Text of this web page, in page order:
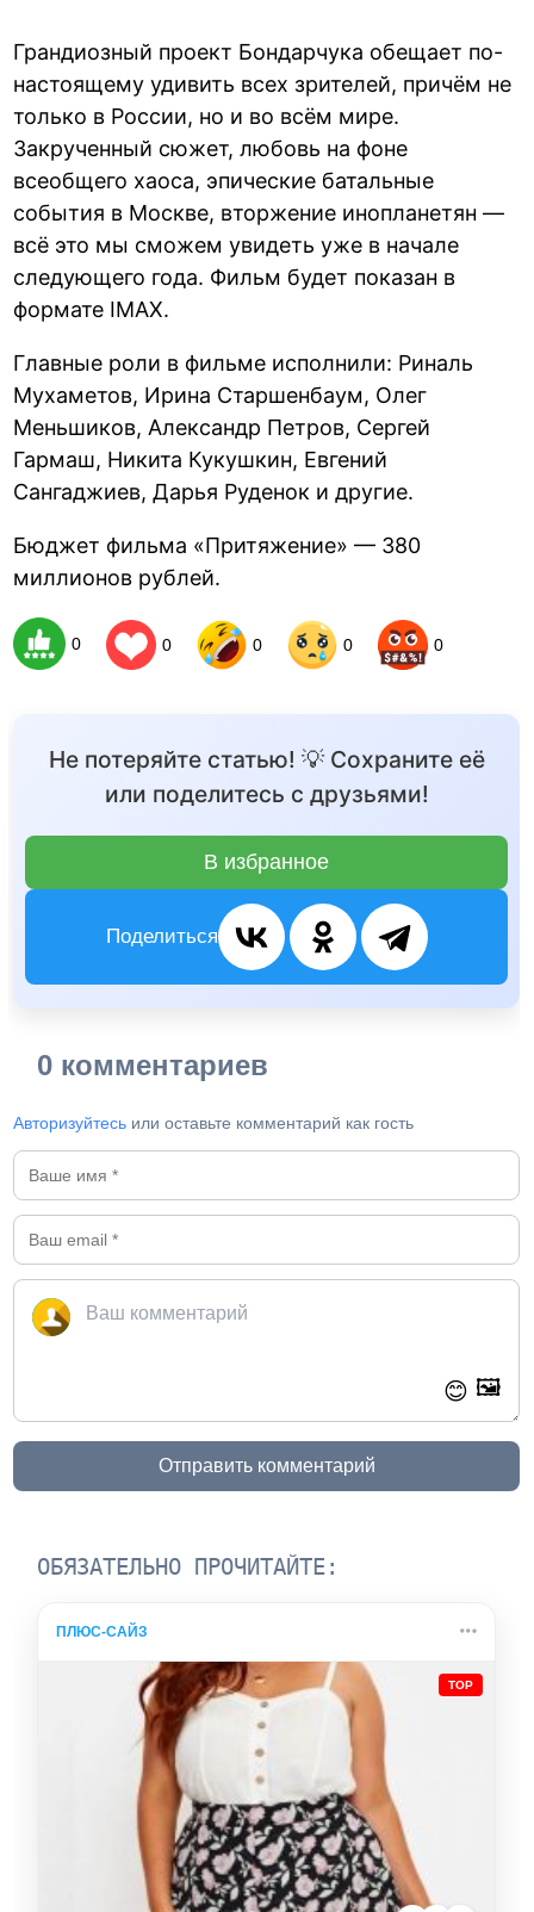
Грандиозный проект Бондарчука обещает по-
настоящему удивить всех зрителей, причём не
только в России, но и во всём мире.
Закрученный сюжет, любовь на фоне
всеобщего хаоса, эпические батальные
события в Москве, вторжение инопланетян —
всё это мы сможем увидеть уже в начале
следующего года. Фильм будет показан в
формате IMAX.
Главные роли в фильме исполнили: Риналь
Мухаметов, Ирина Старшенбаум, Олег
Меньшиков, Александр Петров, Сергей
Гармаш, Никита Кукушкин, Евгений
Сангаджиев, Дарья Руденок и другие.
Бюджет фильма «Притяжение» — 380
миллионов рублей.
0 0 0 0 0
Не потеряйте статью! 💡 Сохраните её
или поделитесь с друзьями!
В избранное
Поделиться
0 комментариев
Авторизуйтесь или оставьте комментарий как гость
😊 🖼️
Отправить комментарий
ОБЯЗАТЕЛЬНО ПРОЧИТАЙТЕ:
ПЛЮС-САЙЗ
TOP